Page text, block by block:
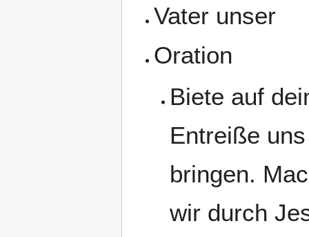
Vater unser
Oration
Biete auf
Entreiße
bringen.
wir durch